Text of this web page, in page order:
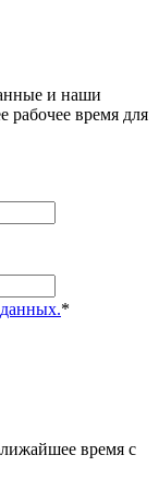
и наши
рабочее время для
*
время с